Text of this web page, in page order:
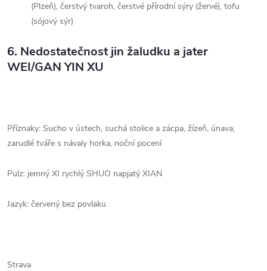
(Plzeň), čerstvý tvaroh, čerstvé přírodní sýry (žervé), tofu
(sójový sýr)
6. Nedostatečnost jin žaludku a jater
WEI/GAN YIN XU
Příznaky: Sucho v ústech, suchá stolice a zácpa, žízeň, únava,
zarudlé tváře s návaly horka, noční pocení
Pulz: jemný XI rychlý SHUO napjatý XIAN
Jazyk: červený bez povlaku
Strava